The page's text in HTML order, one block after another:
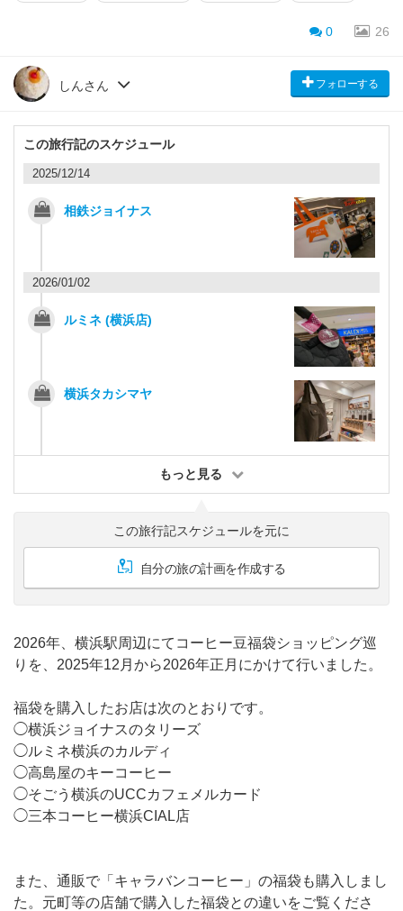
0 26
しんさん フォローする
この旅行記のスケジュール
2025/12/14
相鉄ジョイナス
2026/01/02
ルミネ (横浜店)
横浜タカシマヤ
もっと見る
この旅行記スケジュールを元に
自分の旅の計画を作成する
2026年、横浜駅周辺にてコーヒー豆福袋ショッピング巡
りを、2025年12月から2026年正月にかけて行いました。
福袋を購入したお店は次のとおりです。
◯横浜ジョイナスのタリーズ
◯ルミネ横浜のカルディ
◯高島屋のキーコーヒー
◯そごう横浜のUCCカフェメルカード
◯三本コーヒー横浜CIAL店
また、通販で「キャラバンコーヒー」の福袋も購入しまし
た。元町等の店舗で購入した福袋との違いをご覧くださ